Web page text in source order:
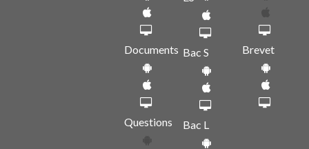
Documents
Questions
Bac S
Bac L
Brevet